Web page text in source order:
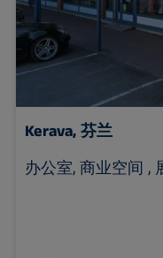
Kerava, 芬兰
办公室, 商业空间 ,